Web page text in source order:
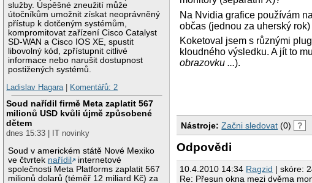
služby. Úspěšné zneužití může
útočníkům umožnit získat neoprávněný
přístup k dotčeným systémům,
kompromitovat zařízení Cisco Catalyst
SD-WAN a Cisco IOS XE, spustit
libovolný kód, zpřístupnit citlivé
informace nebo narušit dostupnost
postižených systémů.
Ladislav Hagara| Komentářů: 2
Soud nařídil firmě Meta zaplatit 567
milionů USD kvůli újmě způsobené
dětem
dnes 15:33 | IT novinky
Soud v americkém státě Nové Mexiko
ve čtvrtek nařídil
internetové
společnosti Meta Platforms zaplatit 567
milionů dolarů (téměř 12 miliard Kč) za
Na Nvidia grafice používám
občas (jednou za uherský
Koketoval jsem s různými
kloudného výsledku. A jít to
obrazovku ...).
Nástroje: Začni sledovat (0) ?
Odpovědi
10.4.2010 14:34 Ragzid | skóre:
Re: Přesun okna mezi dvěma